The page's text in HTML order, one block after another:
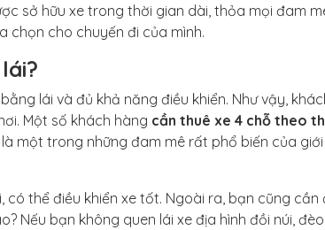
sở hữu xe trong thời gian dài, thỏa mọi đam
chọn cho chuyến đi của mình.
lái và đủ khả năng điều khiển. Như vậy,
Một số khách hàng cần thuê xe 4 chỗ theo
một trong những đam mê rất phổ biến của
thể điều khiển xe tốt. Ngoài ra, bạn cũng cần
Nếu bạn không quen lái xe địa hình đồi núi,